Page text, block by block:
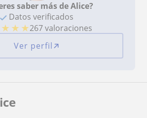
saber más de Alice?
Datos verificados
★ ★ ★267 valoraciones
Ver perfil